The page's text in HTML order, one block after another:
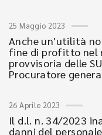
25 Maggio 2023
Anche un'utilità
fine di profitto nel
provvisoria delle
Procuratore
26 Aprile 2023
Il d.l. n. 34/2023
danni del